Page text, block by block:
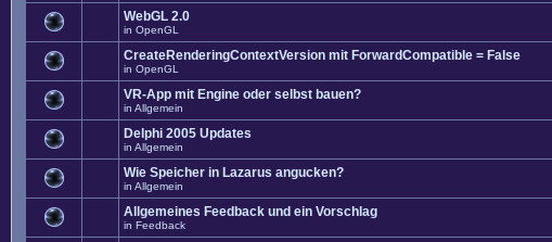
WebGL 2.0
in OpenGL
CreateRenderingContextVersion mit ForwardCompatible = False
in OpenGL
VR-App mit Engine oder selbst bauen?
in Allgemein
Delphi 2005 Updates
in Allgemein
Wie Speicher in Lazarus angucken?
in Allgemein
Allgemeines Feedback und ein Vorschlag
in Feedback